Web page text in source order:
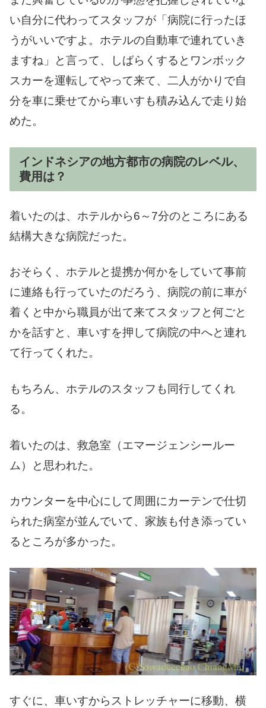
い自分に代わってスタッフが「病院に行ったほ
うがいいですよ。ホテルの自動車で連れていき
ますね」と言って、しばらくするとワンボック
スカーを運転してやって来て、二人がかりで自
分を車に乗せてから車いすも積み込んで走り始
めた。
インドネシアの地方都市の病院のレベル、
費用は？
着いたのは、ホテルから6～7分のところにある
結構大きな病院だった。
おそらく、ホテルと提携か何かをしていて事前
に連絡も行っていたのだろう、病院の前に車が
着くと中から職員が出て来てスタッフと何ごと
かを話すと、車いすを押して病院の中へと連れ
て行ってくれた。
もちろん、ホテルのスタッフも同行してくれ
る。
着いたのは、救急室（エマージェンシールー
ム）と思われた。
カウンターを中心にして周囲にカーテンで仕切
られた病室が並んでいて、家族も付き添ってい
るところが多かった。
すぐに、車いすからストレッチャーに移動、横